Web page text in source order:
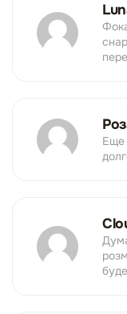
Еще